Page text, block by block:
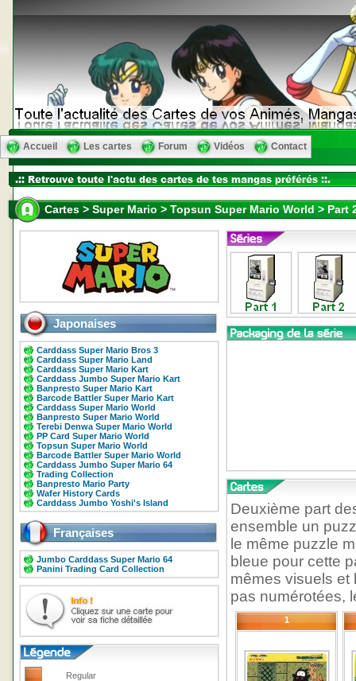
Accueil Les cartes Forum Vidéos Contact
Cartes > Super Mario > Topsun Super Mario World > Part
Japonaises
Carddass Super Mario Bros 3
Carddass Super Mario Land
Carddass Super Mario Kart
Carddass Jumbo Super Mario Kart
Banpresto Super Mario Kart
Barcode Battler Super Mario Kart
Carddass Super Mario World
Banpresto Super Mario World
Terebi Denwa Super Mario World
PP Card Super Mario World
Topsun Super Mario World
Barcode Battler Super Mario World
Carddass Jumbo Super Mario 64
Trading Collection
Banpresto Mario Party
Wafer History Cards
Carddass Jumbo Yoshi's Island
Françaises
Jumbo Carddass Super Mario 64
Panini Trading Card Collection
Regular
Deuxième part
ensemble un
le même puzzle
bleue pour cette
mêmes visuels et
pas numérotées,
1